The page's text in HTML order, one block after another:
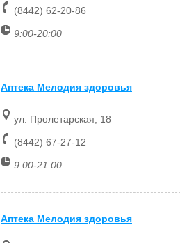
(8442) 62-20-86
9:00-20:00
Аптека Мелодия здоровья
ул. Пролетарская, 18
(8442) 67-27-12
9:00-21:00
Аптека Мелодия здоровья